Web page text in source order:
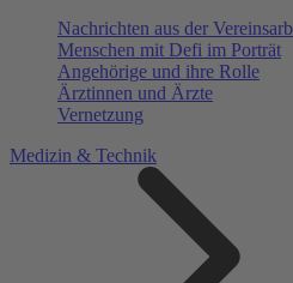
Nachrichten aus der
Menschen mit Defi im Porträt
Angehörige und ihre Rolle
Ärztinnen und Ärzte
Vernetzung
Medizin & Technik